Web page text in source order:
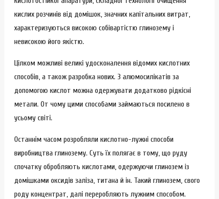
кислих розчинів від домішок, значних капітальних витрат,
характеризуються високою собівартістю глинозему і
невисокою його якістю.
Цілком можливі великі удосконалення відомих кислотних
способів, а також разробка нових. З алюмосилікатів за
допомогою кислот можна одержувати додатково рідкісні
метали. От чому цими способами займаються посилено в
усьому світі.
Останнім часом розробляли кислотно-лужні способи
виробництва глинозему. Суть їх полягає в тому, що руду
спочатку обробляють кислотами, одержуючи глинозем із
домішками оксидів заліза, титана й ін. Такий глинозем, свого
роду концентрат, далі переробляють лужним способом.